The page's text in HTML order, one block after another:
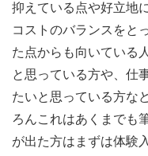
抑えている点や好立地
コストのバランスをと
た点からも向いている
と思っている方や、仕
たいと思っている方な
ろんこれはあくまでも
が出た方はまずは体験